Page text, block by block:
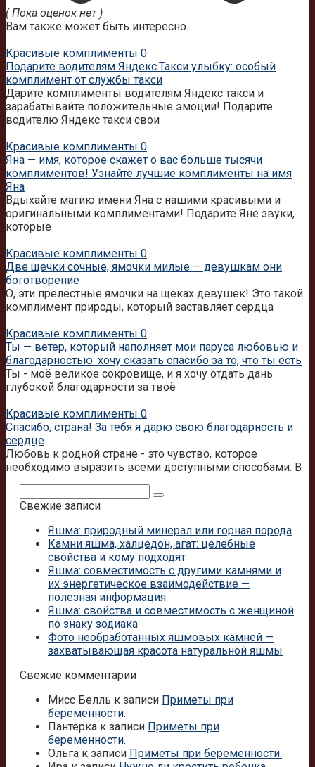
( Пока оценок нет )
Вам также может быть интересно
Красивые комплименты 0
Подарите водителям Яндекс.Такси улыбку: особый
комплимент от службы такси
Дарите комплименты водителям Яндекс такси и
зарабатывайте положительные эмоции! Подарите
водителю Яндекс такси свои
Красивые комплименты 0
Яна — имя, которое скажет о вас больше тысячи
комплиментов! Узнайте лучшие комплименты на имя
Яна
Вдыхайте магию имени Яна с нашими красивыми и
оригинальными комплиментами! Подарите Яне звуки,
которые
Красивые комплименты 0
Две щечки сочные, ямочки милые — девушкам они
боготворение
О, эти прелестные ямочки на щеках девушек! Это такой
комплимент природы, который заставляет сердца
Красивые комплименты 0
Ты — ветер, который наполняет мои паруса любовью и
благодарностью: хочу сказать спасибо за то, что ты есть
Ты - моё великое сокровище, и я хочу отдать дань
глубокой благодарности за твоё
Красивые комплименты 0
Спасибо, страна! За тебя я дарю свою благодарность и
сердце
Любовь к родной стране - это чувство, которое
необходимо выразить всеми доступными способами. В
Свежие записи
Яшма: природный минерал или горная порода
Камни яшма, халцедон, агат: целебные
свойства и кому подходят
Яшма: совместимость с другими камнями и
их энергетическое взаимодействие —
полезная информация
Яшма: свойства и совместимость с женщиной
по знаку зодиака
Фото необработанных яшмовых камней —
захватывающая красота натуральной яшмы
Свежие комментарии
Мисс Белль к записи Приметы при
беременности.
Пантерка к записи Приметы при
беременности.
Ольга к записи Приметы при беременности.